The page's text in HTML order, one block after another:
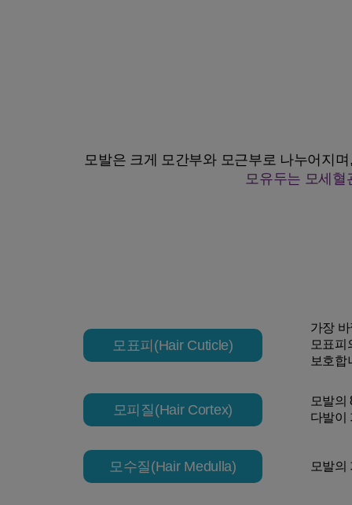
모발은 크게 모간부와 모근부로 나누어지
모유두는 모세혈
모표피(Hair Cuticle)
가장
모표피
보호합
모피질(Hair Cortex)
모발의
다발이
모수질(Hair Medulla) 모발의